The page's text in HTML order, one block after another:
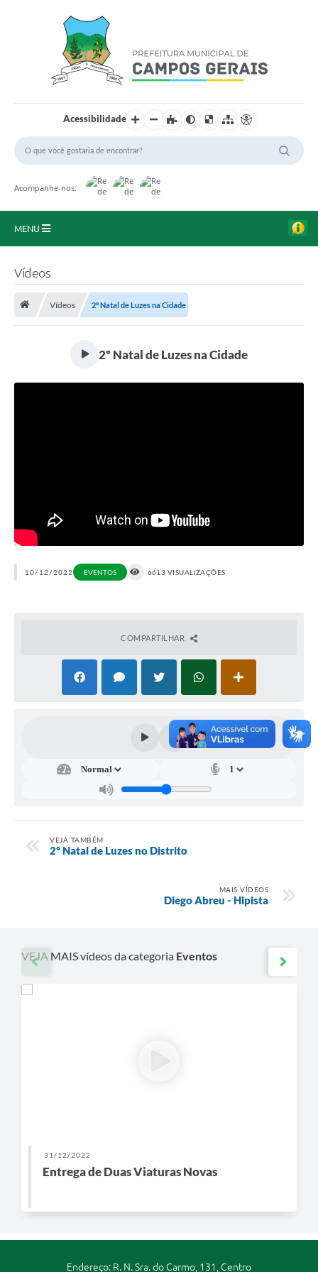
Acessibilidade
Acompanhe-nos:
MENU
Vídeos
Vídeos 2º Natal de Luzes na Cidade
2º Natal de Luzes na Cidade
10/12/2022 EVENTOS 6613 VISUALIZAÇÕES
COMPARTILHAR
VEJA TAMBÉM
2º Natal de Luzes no Distrito
MAIS VÍDEOS
Diego Abreu - Hipista
VEJA MAIS vídeos da categoria Eventos
31/12/2022
Entrega de Duas Viaturas Novas
Endereço: R. N. Sra. do Carmo, 131, Centro